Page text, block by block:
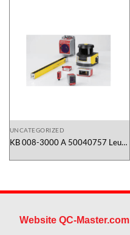
UNCATEGORIZED
KB 008-3000 A 50040757 Leuze
Website QC-Master.com